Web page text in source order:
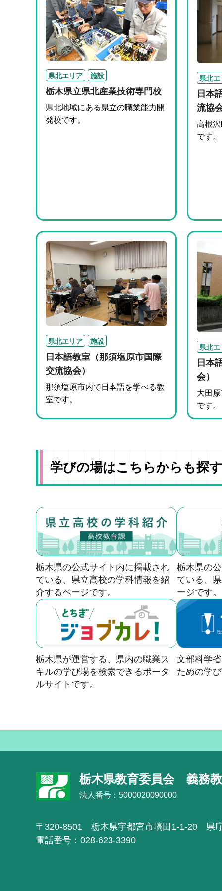
県北エリア 施設
栃木県立県北産業技術専門校
県北地域にある県立の職業能力開
発校です。
県北エ
日本
流協
高根
です。
県北エリア 施設
日本語教室（那須塩原市国際
交流協会）
那須塩原市内で日本語を学べる教
室です。
県北エ
日本
会）
大田
です。
学びの場はこちらからも探
栃木県の公式サイト内に掲載され
ている、県立高校の学科情報を紹
介するページです。
栃木県の
ている、
ージです。
栃木県が運営する、県内の職業ス
キルの学び場を検索できるポータ
ルサイトです。
文部科学
ための学
栃木県教育委員会 義務
法人番号：5000020090000
〒320-8501
栃木県宇都宮市塙田1-1-20 県
電話番号：028-623-3390